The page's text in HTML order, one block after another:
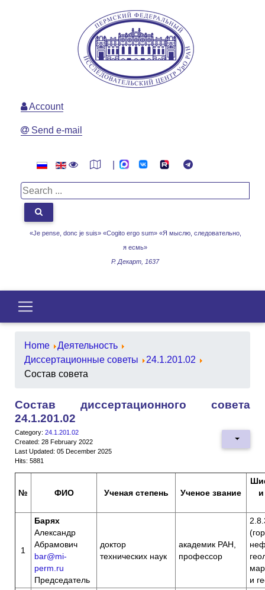
«Je pense, donc je suis» «Cogito ergo sum» «Я мыслю, следовательно,
я есмь»
Р. Декарт, 1637
Account
Send e-mail
Home
Деятельность
Диссертационные советы
24.1.201.02
Состав совета
Состав диссертационного совета
24.1.201.02
Category: 24.1.201.02
Created: 28 February 2022
Last Updated: 05 December 2025
Hits: 5881
№ ФИО Ученая степень Ученое звание
1
Барях
Александр
Абрамович
bar@mi-
perm.ru
Председатель
доктор
технических наук
академик РАН,
профессор
и